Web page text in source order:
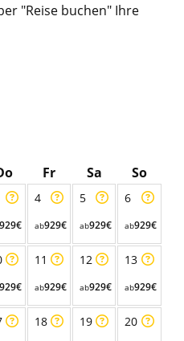
"Reise buchen" Ihre
Fr Sa So
929€
4
ab929€
5
ab929€
6
ab929€
929€
11
ab929€
12
ab929€
13
ab929€
18 19 20